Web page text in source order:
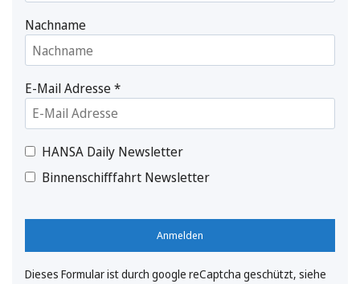
Nachname
E-Mail Adresse*
HANSA Daily Newsletter
Binnenschifffahrt Newsletter
Anmelden
Dieses Formular ist durch google reCaptcha geschützt, siehe